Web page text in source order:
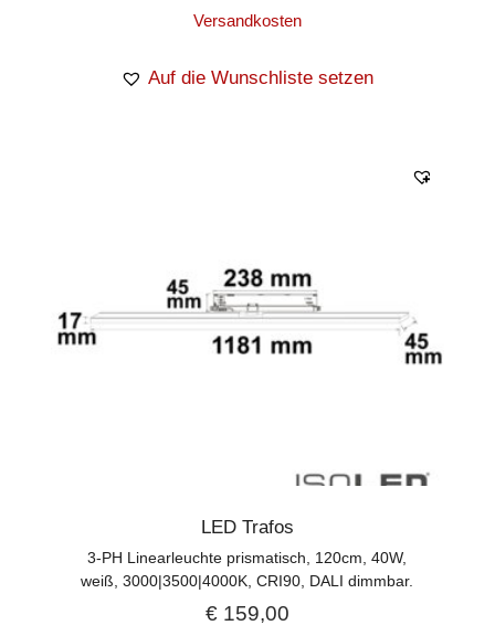
Versandkosten
Auf die Wunschliste setzen
LED Trafos
3-PH Linearleuchte prismatisch, 120cm, 40W,
weiß, 3000|3500|4000K, CRI90, DALI dimmbar.
€159,00